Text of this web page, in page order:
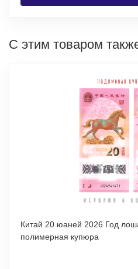
С этим товаром
Китай 20 юаней 2026 Год
полимерная купюра